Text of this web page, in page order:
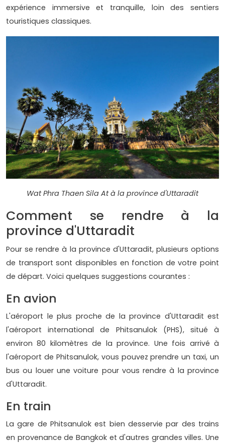
expérience immersive et tranquille, loin des sentiers
touristiques classiques.
Wat Phra Thaen Sila At à la province d'Uttaradit
Comment se rendre à la
province d'Uttaradit
Pour se rendre à la province d'Uttaradit, plusieurs options
de transport sont disponibles en fonction de votre point
de départ. Voici quelques suggestions courantes :
En avion
L'aéroport le plus proche de la province d'Uttaradit est
l'aéroport international de Phitsanulok (PHS), situé à
environ 80 kilomètres de la province. Une fois arrivé à
l'aéroport de Phitsanulok, vous pouvez prendre un taxi, un
bus ou louer une voiture pour vous rendre à la province
d'Uttaradit.
En train
La gare de Phitsanulok est bien desservie par des trains
en provenance de Bangkok et d'autres grandes villes. Une